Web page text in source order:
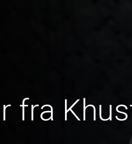
fra